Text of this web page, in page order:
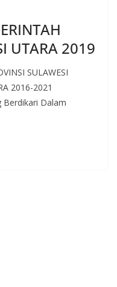
UTARA 2019
SULAWESI
2016-2021
Berdikari Dalam